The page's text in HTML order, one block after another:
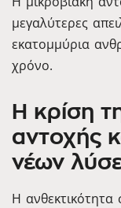
μεγαλύτερες
εκατομμύρια
χρόνο.
Η κρίση
αντοχής
νέων
Η ανθεκτικότητα